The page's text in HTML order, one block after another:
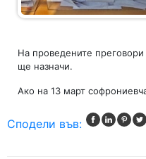
На проведените
ще назначи.
Ако на 13 март
Сподели във: